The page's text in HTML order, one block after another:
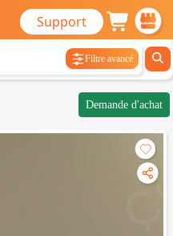
Support
Filtre avancé
Demande d'achat